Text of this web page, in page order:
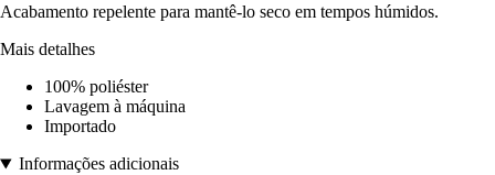
Acabamento repelente para mantê-lo seco em tempos húmidos.
Mais detalhes
100% poliéster
Lavagem à máquina
Importado
Informações adicionais